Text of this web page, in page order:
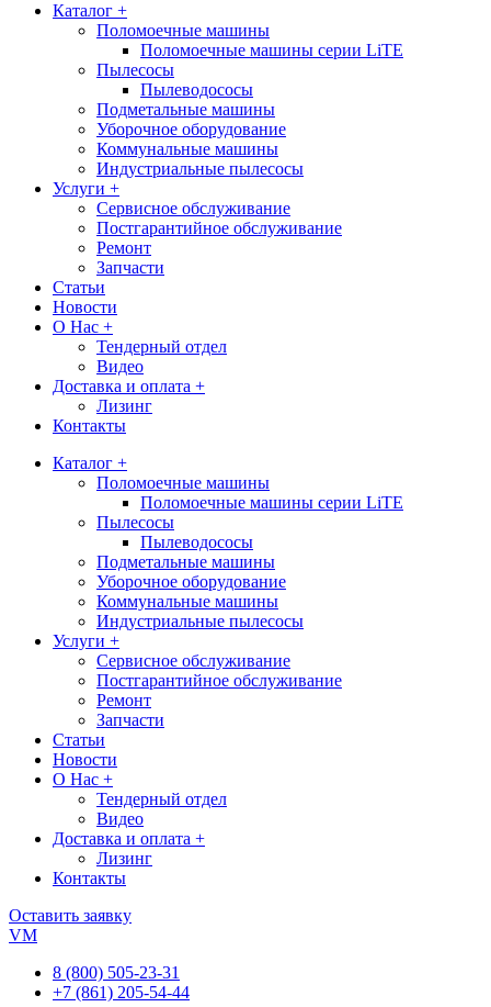
Каталог +
Поломоечные машины
Поломоечные машины серии LiTE
Пылесосы
Пылеводососы
Подметальные машины
Уборочное оборудование
Коммунальные машины
Индустриальные пылесосы
Услуги +
Сервисное обслуживание
Постгарантийное обслуживание
Ремонт
Запчасти
Статьи
Новости
О Нас +
Тендерный отдел
Видео
Доставка и оплата +
Лизинг
Контакты
Каталог +
Поломоечные машины
Поломоечные машины серии LiTE
Пылесосы
Пылеводососы
Подметальные машины
Уборочное оборудование
Коммунальные машины
Индустриальные пылесосы
Услуги +
Сервисное обслуживание
Постгарантийное обслуживание
Ремонт
Запчасти
Статьи
Новости
О Нас +
Тендерный отдел
Видео
Доставка и оплата +
Лизинг
Контакты
Оставить заявку
VM
8 (800) 505-23-31
+7 (861) 205-54-44